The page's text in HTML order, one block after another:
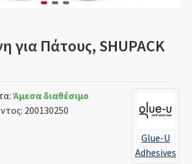
για Πάτους, SHUPACK
Άμεσα διαθέσιμο
200130250
Glue-U
Adhesives